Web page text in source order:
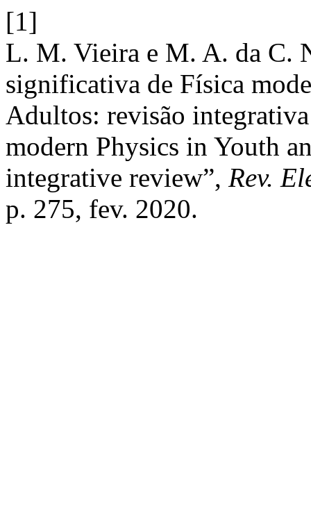
[1]
L. M. Vieira e M. A. da C.
significativa de Física
Adultos: revisão
modern Physics in Youth
integrative review”, Rev.
p. 275, fev. 2020.